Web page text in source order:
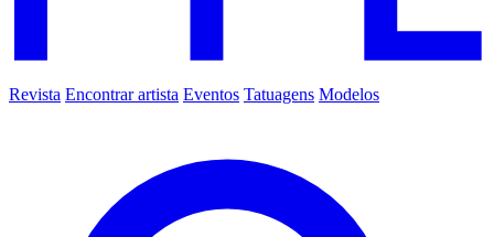
Revista Encontrar artista Eventos Tatuagens Modelos